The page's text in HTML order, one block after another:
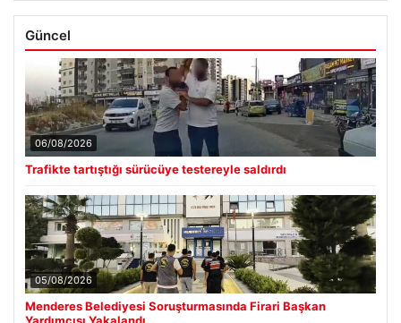
Güncel
06/08/2026
Trafikte tartıştığı sürücüye testereyle saldırdı
05/08/2026
Menderes Belediyesi Soruşturmasında Firari Başkan